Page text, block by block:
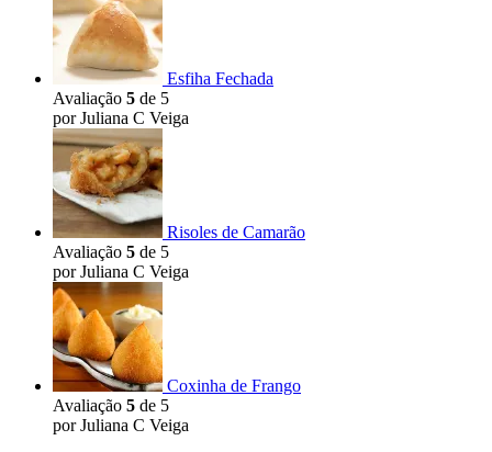
Esfiha Fechada
Avaliação 5 de 5
por Juliana C Veiga
Risoles de Camarão
Avaliação 5 de 5
por Juliana C Veiga
Coxinha de Frango
Avaliação 5 de 5
por Juliana C Veiga